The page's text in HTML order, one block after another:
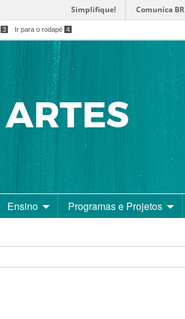
Simplifique! Comunica BR
3 Ir para o rodapé 4
Ensino Programas e Projetos